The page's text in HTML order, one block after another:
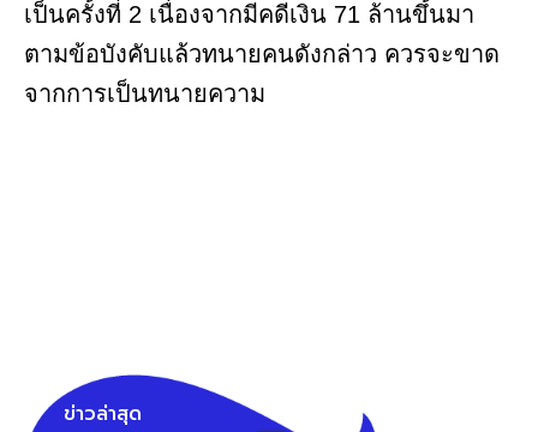
เป็นครั้งที่ 2 เนื่องจากมีคดีเงิน 71 ล้านขึ้นมา
ตามข้อบังคับแล้วทนายคนดังกล่าว ควรจะขาด
จากการเป็นทนายความ
ข่าวล่าสุด